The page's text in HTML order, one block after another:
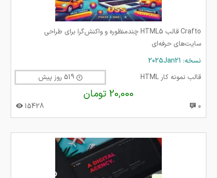
Crafto قالب HTML5 چندمنظوره و واکنش‌گرا برای طراحی
سایت‌های حرفه‌ای
نسخه: 2025Jan21
قالب نمونه کار HTML
519 روز پیش
20,000 تومان
0
15428